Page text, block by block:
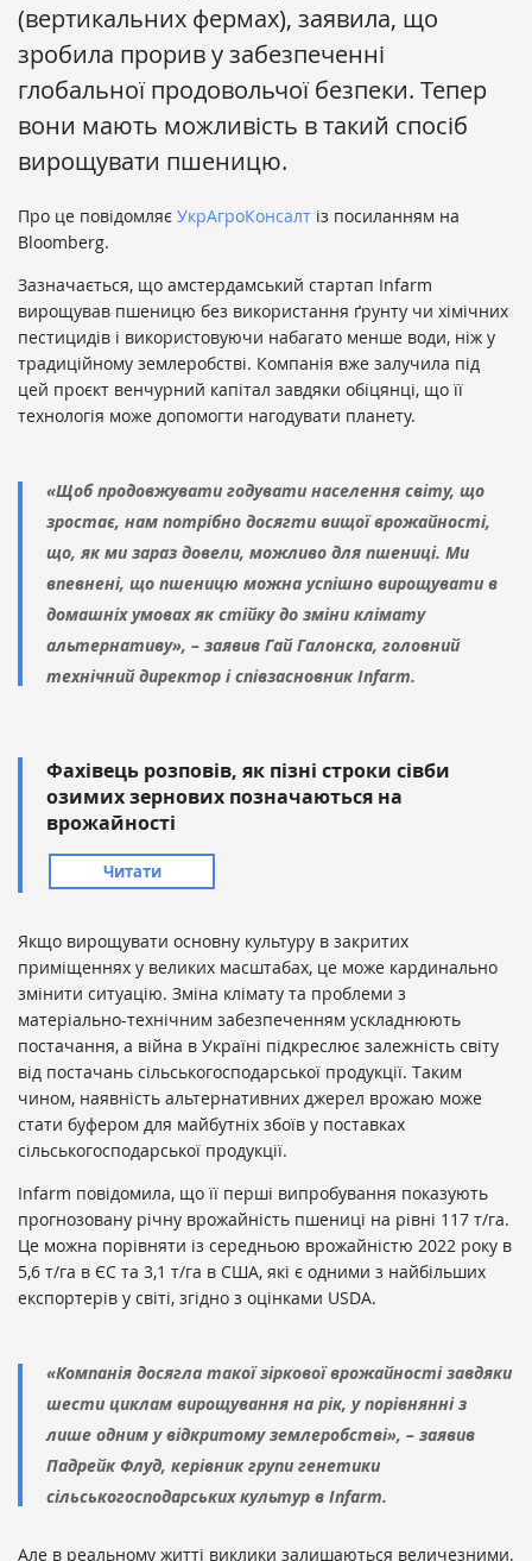
(вертикальних фермах), заявила, що
зробила прорив у забезпеченні
глобальної продовольчої безпеки. Тепер
вони мають можливість в такий спосіб
вирощувати пшеницю.
Про це повідомляє УкрАгроКонсалт із посиланням на
Bloomberg.
Зазначається, що амстердамський стартап Infarm
вирощував пшеницю без використання ґрунту чи хімічних
пестицидів і використовуючи набагато менше води, ніж у
традиційному землеробстві. Компанія вже залучила під
цей проєкт венчурний капітал завдяки обіцянці, що її
технологія може допомогти нагодувати планету.
«Щоб продовжувати годувати населення світу, що
зростає, нам потрібно досягти вищої врожайності,
що, як ми зараз довели, можливо для пшениці. Ми
впевнені, що пшеницю можна успішно вирощувати в
домашніх умовах як стійку до зміни клімату
альтернативу», – заявив Гай Галонска, головний
технічний директор і співзасновник Infarm.
Фахівець розповів, як пізні строки сівби
озимих зернових позначаються на
врожайності
Читати
Якщо вирощувати основну культуру в закритих
приміщеннях у великих масштабах, це може кардинально
змінити ситуацію. Зміна клімату та проблеми з
матеріально-технічним забезпеченням ускладнюють
постачання, а війна в Україні підкреслює залежність світу
від постачань сільськогосподарської продукції. Таким
чином, наявність альтернативних джерел врожаю може
стати буфером для майбутніх збоїв у поставках
сільськогосподарської продукції.
Infarm повідомила, що її перші випробування показують
прогнозовану річну врожайність пшениці на рівні 117 т/га.
Це можна порівняти із середньою врожайністю 2022 року в
5,6 т/га в ЄС та 3,1 т/га в США, які є одними з найбільших
експортерів у світі, згідно з оцінками USDA.
«Компанія досягла такої зіркової врожайності завдяки
шести циклам вирощування на рік, у порівнянні з
лише одним у відкритому землеробстві», – заявив
Падрейк Флуд, керівник групи генетики
сільськогосподарських культур в Infarm.
Але в реальному житті виклики залишаються величезними.